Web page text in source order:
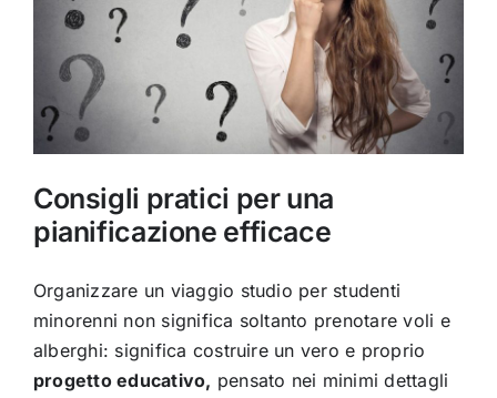
Consigli pratici per una
pianificazione efficace
Organizzare un viaggio studio per studenti
minorenni non significa soltanto prenotare voli e
alberghi: significa costruire un vero e proprio
progetto educativo, pensato nei minimi dettagli